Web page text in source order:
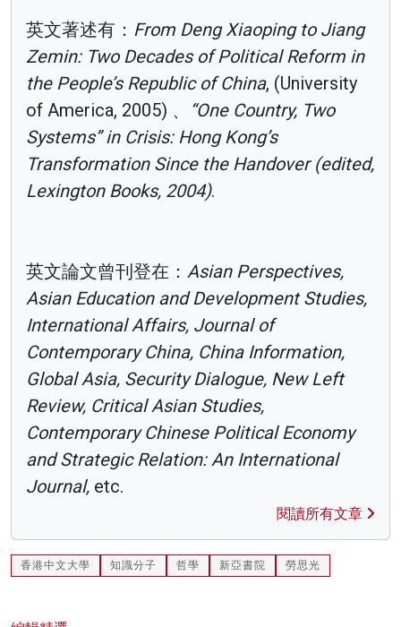
英文著述有： From Deng Xiaoping to Jiang
Zemin: Two Decades of Political Reform in
the People’s Republic of China, (University
of America, 2005) 、
“One Country, Two
Systems” in Crisis: Hong Kong’s
Transformation Since the Handover (edited,
Lexington Books, 2004).
英文論文曾刊登在： Asian Perspectives,
Asian Education and Development Studies,
International Affairs, Journal of
Contemporary China, China Information,
Global Asia, Security Dialogue, New Left
Review, Critical Asian Studies,
Contemporary Chinese Political Economy
and Strategic Relation: An International
Journal, etc.
閱讀所有文章
香港中文大學 知識分子 哲學 新亞書院 勞思光